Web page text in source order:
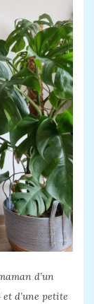
d’un
d’une petite